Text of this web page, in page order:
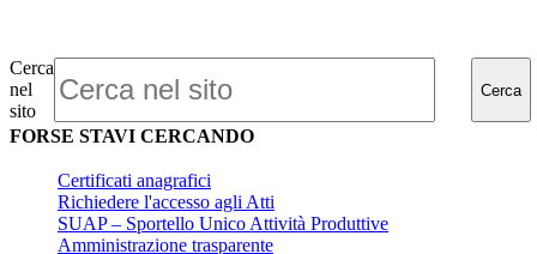
Cerca
nel
sito
Cerca
FORSE STAVI CERCANDO
Certificati anagrafici
Richiedere l'accesso agli Atti
SUAP – Sportello Unico Attività Produttive
Amministrazione trasparente